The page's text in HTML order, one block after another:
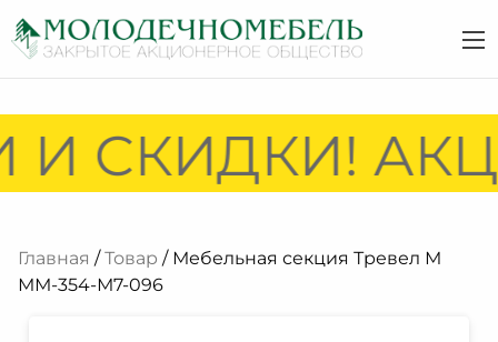
СКИДКИ!
Главная /Товар / Мебельная секция Тревел М
ММ-354-М7-096